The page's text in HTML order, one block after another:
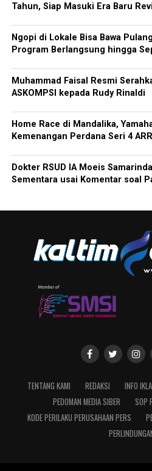
Tahun, Siap Masuki Era Baru
Ngopi di Lokale Bisa Bawa
Program Berlangsung hingga
Muhammad Faisal Resmi
ASKOMPSI kepada Rudy Rinaldi
Home Race di Mandalika,
Kemenangan Perdana Seri 4
Dokter RSUD IA Moeis
Sementara usai Komentar soal
TENTANG KAMI REDAKSI INFO
PEDOMAN MEDIA SIBER
SOP
KODE PERILAKU PERUSAHAAN PERS